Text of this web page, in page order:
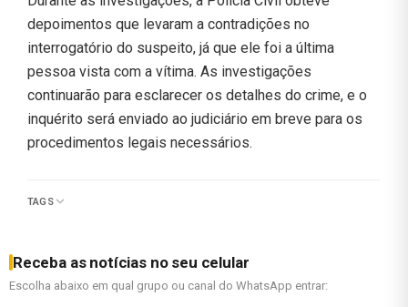
depoimentos que levaram a contradições no
interrogatório do suspeito, já que ele foi a última
pessoa vista com a vítima. As investigações
continuarão para esclarecer os detalhes do crime, e o
inquérito será enviado ao judiciário em breve para os
procedimentos legais necessários.
TAGS
Receba as notícias no seu celular
Escolha abaixo em qual grupo ou canal do WhatsApp entrar: